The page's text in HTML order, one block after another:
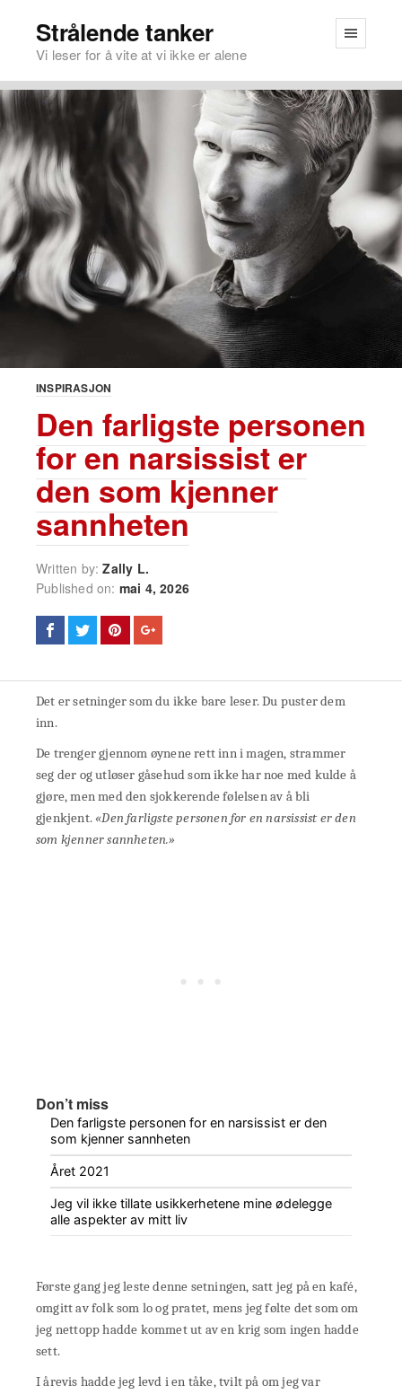
Strålende tanker
Vi leser for å vite at vi ikke er alene
INSPIRASJON
Den farligste personen
for en narsissist er
den som kjenner
sannheten
Written by:Zally L.
Published on: mai 4, 2026
Det er setninger som du ikke bare leser. Du puster dem
inn.
De trenger gjennom øynene rett inn i magen, strammer
seg der og utløser gåsehud som ikke har noe med kulde å
gjøre, men med den sjokkerende følelsen av å bli
gjenkjent.«Den farligste personen for en narsissist er den
som kjenner sannheten.»
Don’t miss
Den farligste personen for en narsissist er den
som kjenner sannheten
Året 2021
Jeg vil ikke tillate usikkerhetene mine ødelegge
alle aspekter av mitt liv
Første gang jeg leste denne setningen, satt jeg på en kafé,
omgitt av folk som lo og pratet, mens jeg følte det som om
jeg nettopp hadde kommet ut av en krig som ingen hadde
sett.
I årevis hadde jeg levd i en tåke, tvilt på om jeg var